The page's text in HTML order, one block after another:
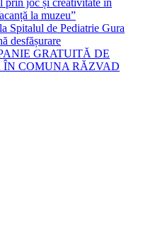
prin joc și creativitate în
la muzeu”
de Pediatrie Gura
desfășurare
GRATUITĂ DE
ÎN COMUNA RĂZVAD